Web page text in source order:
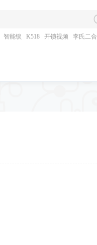
智能锁 K518 开锁视频 李氏二合一